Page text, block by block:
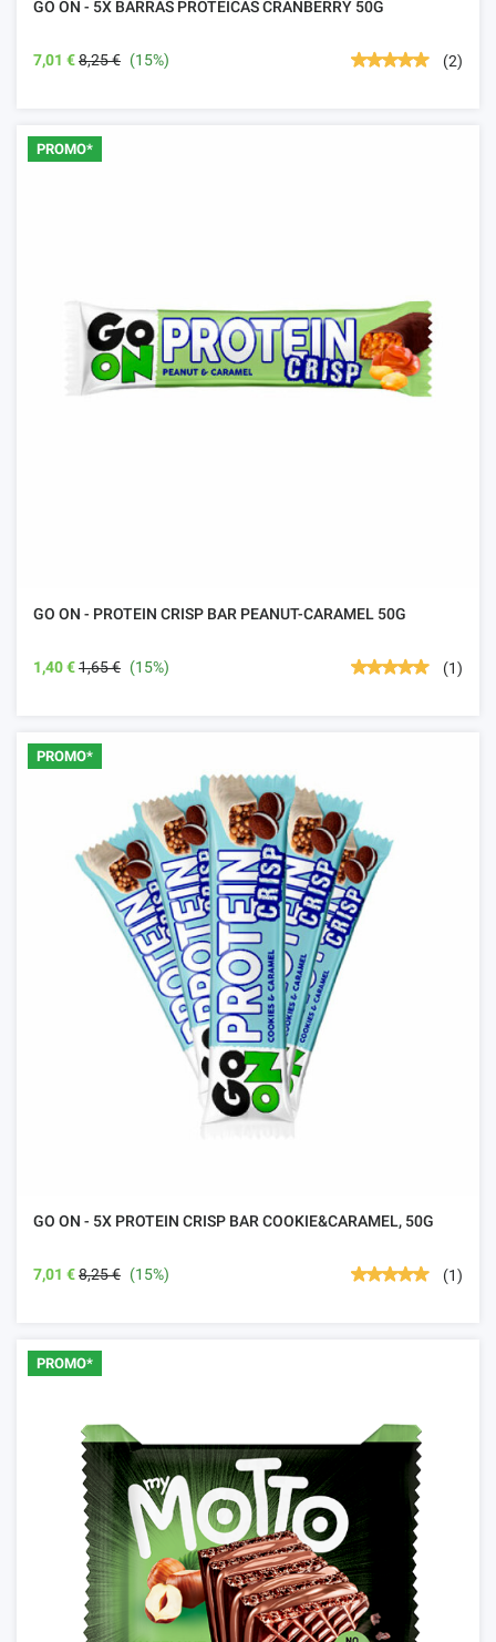
GO ON - 5X BARRAS PROTEICAS CRANBERRY 50G
7,01 €8,25 € (15%) (2)
PROMO*
GO ON - PROTEIN CRISP BAR PEANUT-CARAMEL 50G
1,40 €1,65 € (15%) (1)
PROMO*
GO ON - 5X PROTEIN CRISP BAR COOKIE&CARAMEL, 50G
7,01 €8,25 € (15%) (1)
PROMO*